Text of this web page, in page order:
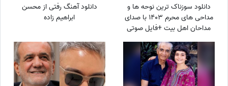
دانلود سوزناک ترین نوحه ها و
مداحی های محرم 1403 با صدای
مداحان اهل بیت +فایل صوتی
دانلود آهنگ رفتی از محسن
ابراهیم زاده